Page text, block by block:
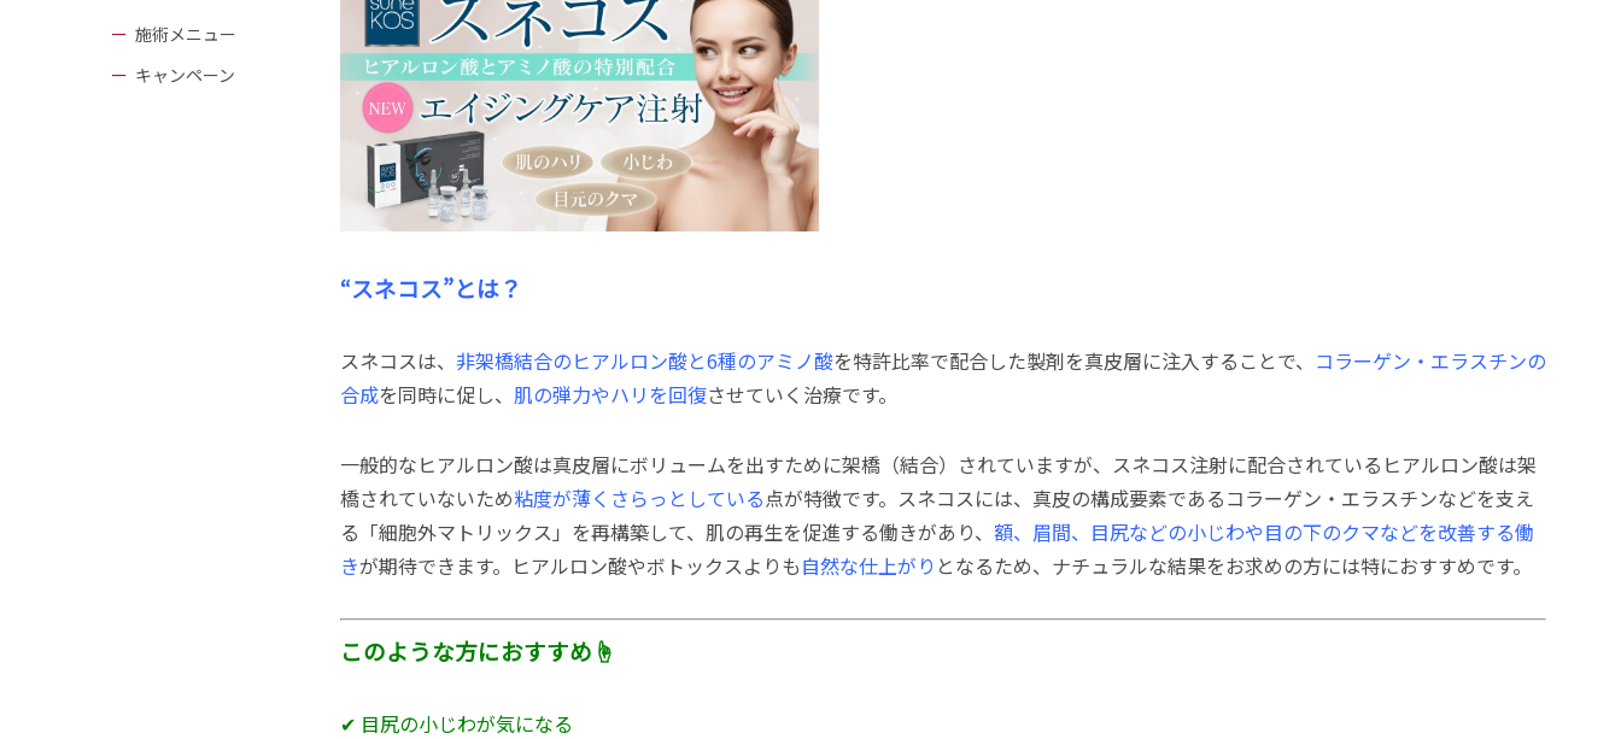
“スネコス”とは？
スネコスは、 非架橋結合のヒアルロン酸と6種のアミノ酸を特許比率で配合した製剤を真皮層に注入することで、 コラーゲン・エラスチンの
合成を同時に促し、 肌の弾力やハリを回復させていく治療です。
一般的なヒアルロン酸は真皮層にボリュームを出すために架橋（結合）されていますが、スネコス注射に配合されているヒアルロン酸は架
橋されていないため粘度が薄くさらっとしている点が特徴です。スネコスには、真皮の構成要素であるコラーゲン・エラスチンなどを支え
る「細胞外マトリックス」を再構築して、肌の再生を促進する働きがあり、 額、眉間、目尻などの小じわや目の下のクマなどを改善する働
きが期待できます。ヒアルロン酸やボトックスよりも自然な仕上がり となるため、ナチュラルな結果をお求めの方には特におすすめです。
このような方におすすめ☝
✔ 目尻の小じわが気になる
施術メニュー
キャンペーン